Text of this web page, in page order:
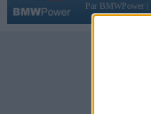
Par BMWPower